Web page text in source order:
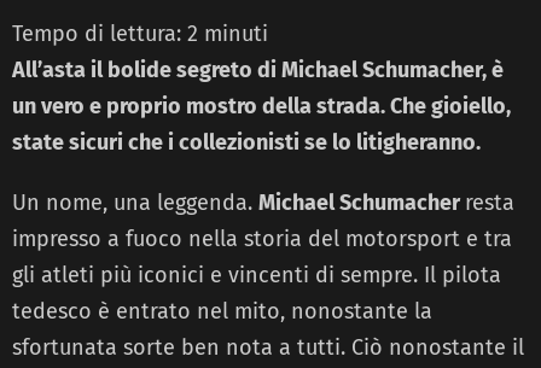
Tempo di lettura: 2 minuti
All’asta il bolide segreto di Michael Schumacher, è
un vero e proprio mostro della strada. Che gioiello,
state sicuri che i collezionisti se lo litigheranno.
Un nome, una leggenda. Michael Schumacherresta
impresso a fuoco nella storia del motorsport e tra
gli atleti più iconici e vincenti di sempre. Il pilota
tedesco è entrato nel mito, nonostante la
sfortunata sorte ben nota a tutti. Ciò nonostante il